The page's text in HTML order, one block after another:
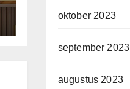
oktober 2023
september 2023
augustus 2023